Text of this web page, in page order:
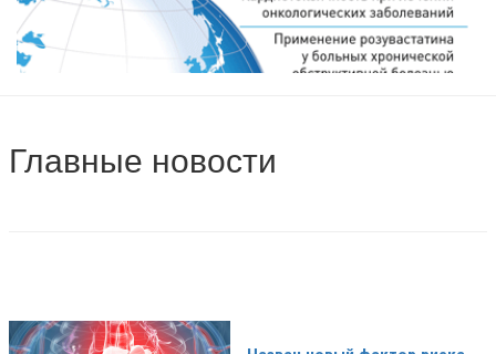
Главные новости